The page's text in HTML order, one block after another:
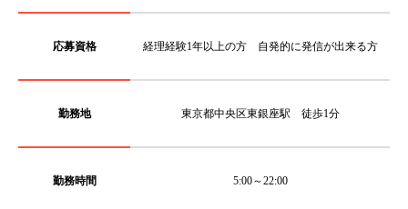
応募資格 経理経験1年以上の方 自発的に発信が出来る方
勤務地 東京都中央区東銀座駅 徒歩1分
勤務時間 5:00～22:00